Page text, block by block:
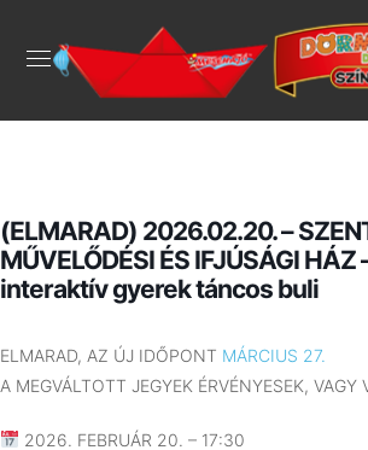
(ELMARAD) 2026.02.20. –
MŰVELŐDÉSI ÉS IFJÚSÁGI
interaktív gyerek táncos buli
ELMARAD, AZ ÚJ IDŐPONT MÁRCIUS 27.
A MEGVÁLTOTT JEGYEK ÉRVÉNYESEK, VAGY
2026. FEBRUÁR 20. – 17:30